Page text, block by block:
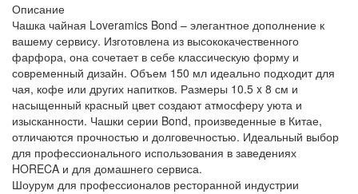
Описание
Чашка чайная Loveramics Bond – элегантное дополнение к
вашему сервису. Изготовлена из высококачественного
фарфора, она сочетает в себе классическую форму и
современный дизайн. Объем 150 мл идеально подходит для
чая, кофе или других напитков. Размеры 10.5 x 8 см и
насыщенный красный цвет создают атмосферу уюта и
изысканности. Чашки серии Bond, произведенные в Китае,
отличаются прочностью и долговечностью. Идеальный выбор
для профессионального использования в заведениях
HORECA и для домашнего сервиса.
Шоурум для профессионалов ресторанной индустрии